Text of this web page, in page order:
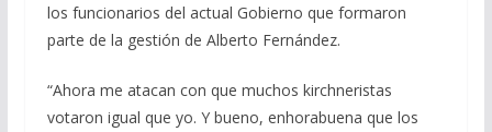
los funcionarios del actual Gobierno que formaron
parte de la gestión de Alberto Fernández.
“Ahora me atacan con que muchos kirchneristas
votaron igual que yo. Y bueno, enhorabuena que los